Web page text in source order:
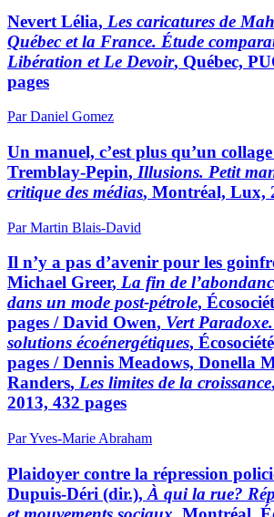
Nevert Lélia, Les caricatures de
Québec et la France. Étude
Libération et Le Devoir, Québec,
pages
Par Daniel Gomez
Un manuel, c’est plus qu’un
Tremblay-Pepin, Illusions. Petit
critique des médias, Montréal, Lux,
Par Martin Blais-David
Il n’y a pas d’avenir pour les
Michael Greer, La fin de
dans un mode post-pétrole,
pages /David Owen, Vert
solutions écoénergétiques,
pages /Dennis Meadows, Donella
Randers, Les limites de la croissance
2013, 432 pages
Par Yves-Marie Abraham
Plaidoyer contre la répression
Dupuis-Déri (dir.), À qui la rue?